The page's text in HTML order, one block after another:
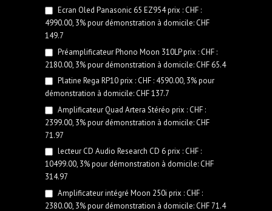
Ecran Oled Panasonic 65 EZ954 prix : CHF :
4990.00, 3% pour démonstration à domicile: CHF
149.7
Préamplificateur Phono Moon 310LP prix : CHF :
2180.00, 3% pour démonstration à domicile: CHF 65.4
Platine Rega RP10 prix : CHF : 4590.00, 3% pour
démonstration à domicile: CHF 137.7
Amplificateur Quad Artera Stéréo prix : CHF :
2399.00, 3% pour démonstration à domicile: CHF
71.97
lecteur CD Audio Research CD 6 prix : CHF :
10499.00, 3% pour démonstration à domicile: CHF
314.97
Amplificateur intégré Moon 250i prix : CHF :
2380.00, 3% pour démonstration à domicile: CHF 71.4